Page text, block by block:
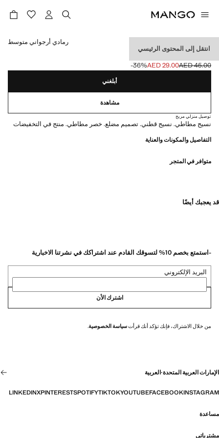
انتقل إلى المحتوى الرئيسي
جورب طويل مدعم
السعر الأول محذوف [AED 45.00 ]
AED 45.00
السعر الحالي [AED 29.00 ]AED 29.00
‎-36‎%‎
حدد اللون
رمادي أرجواني متوسط
أبلغني
مشاهدة
توصيل منزلي مريح
نسيج مطاطي. نسيج قطني. تصميم مضلع. خصر مطاطي. منتج في التخفيضات
التفاصيل والمكونات والعناية
متوافر في المتجر
قد يعجبك أيضًا
-استمتع بخصم 10% لتسوقك القادم عند اشتراكك في نشرتنا الاخبارية
البريد الإلكتروني
اشترك الأن
من خلال الاشتراك، فإنك تؤكد أنك قرأتسياسة الخصوصية.
الإمارات العربية المتحدة·العربية
INSTAGRAM
FACEBOOK
YOUTUBE
TIKTOK
SPOTIFY
PINTEREST
X
LINKEDIN
مساعدة
مشترياتي